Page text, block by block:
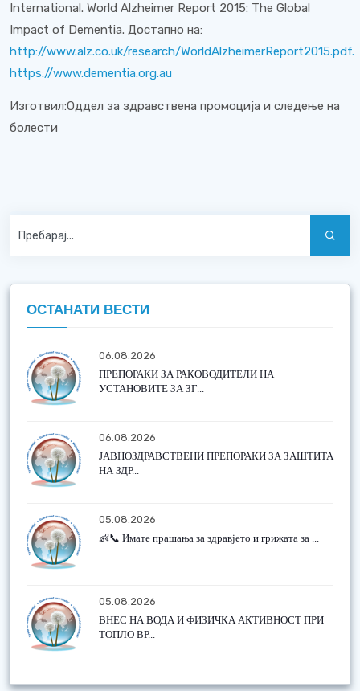
International. World Alzheimer Report 2015: The Global
Impact of Dementia. Достапно на:
http://www.alz.co.uk/research/WorldAlzheimerReport2015.pdf.
https://www.dementia.org.au
Изготвил:Оддел за здравствена промоција и следење на
болести
ОСТАНАТИ ВЕСТИ
06.08.2026
ПРЕПОРАКИ ЗА РАКОВОДИТЕЛИ НА
УСТАНОВИТЕ ЗА ЗГ...
06.08.2026
ЈАВНОЗДРАВСТВЕНИ ПРЕПОРАКИ ЗА ЗАШТИТА
НА ЗДР...
05.08.2026
👶📞 Имате прашања за здравјето и грижата за ...
05.08.2026
ВНЕС НА ВОДА И ФИЗИЧКА АКТИВНОСТ ПРИ
ТОПЛО ВР...